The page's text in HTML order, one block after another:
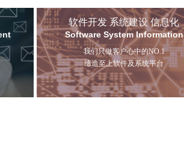
软件开发 系统建设 信息化
Software System Information
我们只做客户心中的NO.1
缔造至上软件及系统平台